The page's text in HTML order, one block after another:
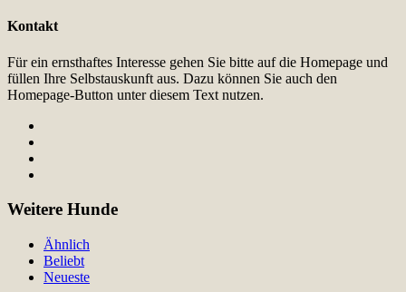
Kontakt
Für ein ernsthaftes Interesse gehen Sie bitte auf die Homepage und
füllen Ihre Selbstauskunft aus. Dazu können Sie auch den
Homepage-Button unter diesem Text nutzen.
Weitere Hunde
Ähnlich
Beliebt
Neueste